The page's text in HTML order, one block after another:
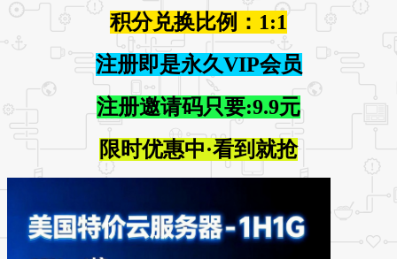
积分兑换比例：1:1
注册即是永久VIP会员
注册邀请码只要:9.9元
限时优惠中·看到就抢